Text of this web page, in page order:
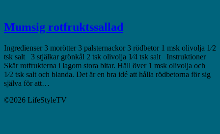
Mumsig rotfruktssallad
Ingredienser 3 morötter 3 palsternackor 3 rödbetor 1 msk olivolja 1⁄2
tsk salt 3 stjälkar grönkål 2 tsk olivolja 1⁄4 tsk salt Instruktioner
Skär rotfrukterna i lagom stora bitar. Häll över 1 msk olivolja och
1⁄2 tsk salt och blanda. Det är en bra idé att hålla rödbetorna för sig
själva för att…
©2026 LifeStyleTV